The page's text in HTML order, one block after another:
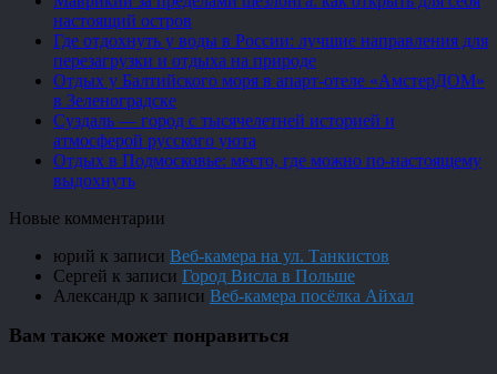
настоящий остров
Где отдохнуть у воды в России: лучшие направления для
перезагрузки и отдыха на природе
Отдых у Балтийского моря в апарт-отеле «АмстерДОМ»
в Зеленоградске
Суздаль — город с тысячелетней историей и
атмосферой русского уюта
Отдых в Подмосковье: место, где можно по-настоящему
выдохнуть
Новые комментарии
юрий к записи Веб-камера на ул. Танкистов
Сергей к записи Город Висла в Польше
Александр к записи Веб-камера посёлка Айхал
Вам также может понравиться